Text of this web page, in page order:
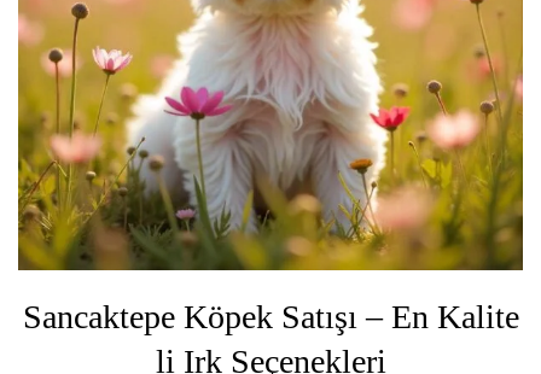
Sancaktepe Köpek Satışı – En Kalite
li Irk Seçenekleri